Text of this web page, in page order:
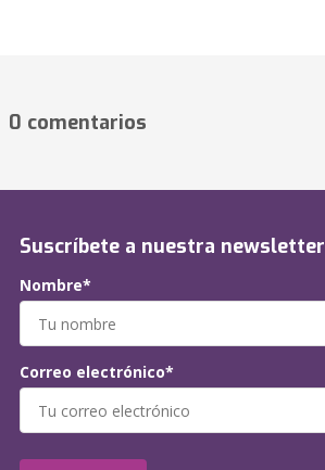
0 comentarios
Suscríbete a nuestra newsletter
Nombre*
Correo electrónico*